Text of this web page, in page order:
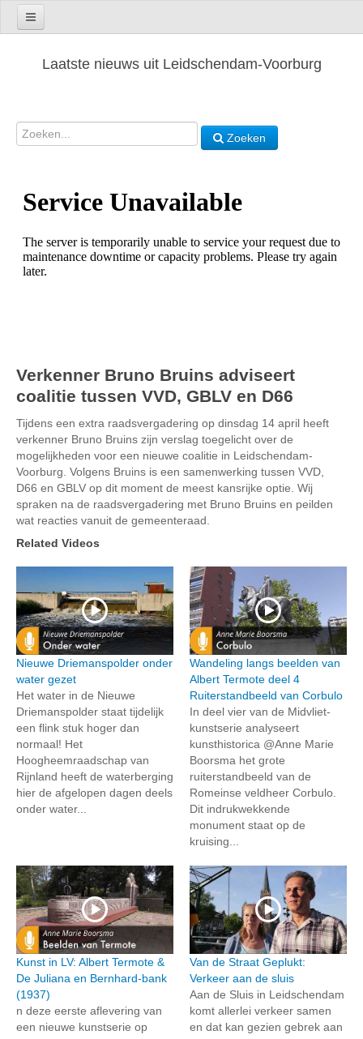
Laatste nieuws uit Leidschendam-Voorburg
Zoeken
Verkenner Bruno Bruins adviseert
coalitie tussen VVD, GBLV en D66
Tijdens een extra raadsvergadering op dinsdag 14 april heeft
verkenner Bruno Bruins zijn verslag toegelicht over de
mogelijkheden voor een nieuwe coalitie in Leidschendam-
Voorburg. Volgens Bruins is een samenwerking tussen VVD,
D66 en GBLV op dit moment de meest kansrijke optie. Wij
spraken na de raadsvergadering met Bruno Bruins en peilden
wat reacties vanuit de gemeenteraad.
Related Videos
Nieuwe Driemanspolder onder
water gezet
Het water in de Nieuwe
Driemanspolder staat tijdelijk
een flink stuk hoger dan
normaal! Het
Hoogheemraadschap van
Rijnland heeft de waterberging
hier de afgelopen dagen deels
onder water...
Wandeling langs beelden van
Albert Termote deel 4
Ruiterstandbeeld van Corbulo
In deel vier van de Midvliet-
kunstserie analyseert
kunsthistorica @Anne Marie
Boorsma het grote
ruiterstandbeeld van de
Romeinse veldheer Corbulo.
Dit indrukwekkende
monument staat op de
kruising...
Kunst in LV: Albert Termote &
De Juliana en Bernhard-bank
(1937)
n deze eerste aflevering van
een nieuwe kunstserie op
Van de Straat Geplukt:
Verkeer aan de sluis
Aan de Sluis in Leidschendam
komt allerlei verkeer samen
en dat kan gezien gebrek aan